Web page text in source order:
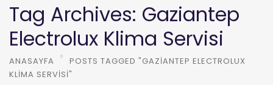
Tag Archives: Gaziantep
Electrolux Klima Servisi
ANASAYFA
POSTS TAGGED "GAZIANTEP ELECTROLUX
KLIMA SERVISI"